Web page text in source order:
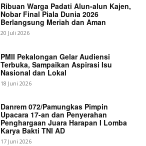
Ribuan Warga Padati Alun-alun Kajen,
Nobar Final Piala Dunia 2026
Berlangsung Meriah dan Aman
20 Juli 2026
PMII Pekalongan Gelar Audiensi
Terbuka, Sampaikan Aspirasi Isu
Nasional dan Lokal
18 Juni 2026
Danrem 072/Pamungkas Pimpin
Upacara 17-an dan Penyerahan
Penghargaan Juara Harapan I Lomba
Karya Bakti TNI AD
17 Juni 2026